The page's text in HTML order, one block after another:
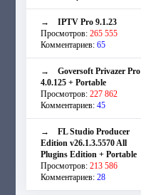
→ IPTV Pro 9.1.23
Просмотров: 265 555
Комментариев: 65
→ Goversoft Privazer Pro
4.0.125 + Portable
Просмотров: 227 862
Комментариев: 45
→ FL Studio Producer
Edition v26.1.3.5570 All
Plugins Edition + Portable
Просмотров: 213 586
Комментариев: 28